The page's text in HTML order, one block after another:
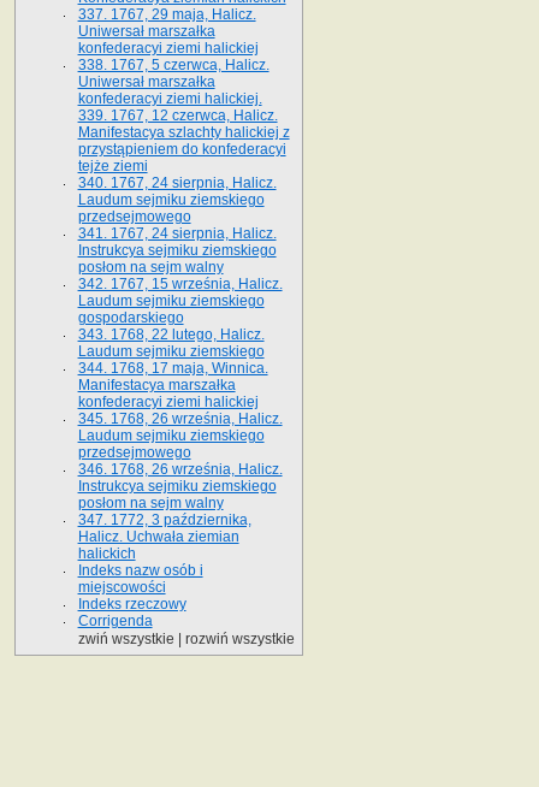
337. 1767, 29 maja, Halicz.
Uniwersał marszałka
konfederacyi ziemi halickiej
338. 1767, 5 czerwca, Halicz.
Uniwersał marszałka
konfederacyi ziemi halickiej.
339. 1767, 12 czerwca, Halicz.
Manifestacya szlachty halickiej z
przystąpieniem do konfederacyi
tejże ziemi
340. 1767, 24 sierpnia, Halicz.
Laudum sejmiku ziemskiego
przedsejmowego
341. 1767, 24 sierpnia, Halicz.
Instrukcya sejmiku ziemskiego
posłom na sejm walny
342. 1767, 15 września, Halicz.
Laudum sejmiku ziemskiego
gospodarskiego
343. 1768, 22 lutego, Halicz.
Laudum sejmiku ziemskiego
344. 1768, 17 maja, Winnica.
Manifestacya marszałka
konfederacyi ziemi halickiej
345. 1768, 26 września, Halicz.
Laudum sejmiku ziemskiego
przedsejmowego
346. 1768, 26 września, Halicz.
Instrukcya sejmiku ziemskiego
posłom na sejm walny
347. 1772, 3 października,
Halicz. Uchwała ziemian
halickich
Indeks nazw osób i
miejscowości
Indeks rzeczowy
Corrigenda
zwiń wszystkie
rozwiń wszystkie